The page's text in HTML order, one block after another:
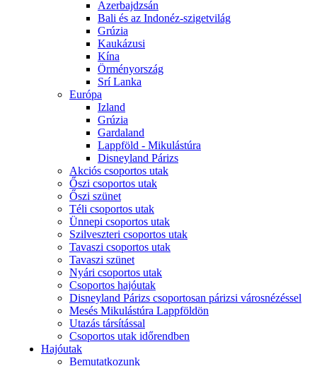
Azerbajdzsán
Bali és az Indonéz-szigetvilág
Grúzia
Kaukázusi
Kína
Örményország
Srí Lanka
Európa
Izland
Grúzia
Gardaland
Lappföld - Mikulástúra
Disneyland Párizs
Akciós csoportos utak
Őszi csoportos utak
Őszi szünet
Téli csoportos utak
Ünnepi csoportos utak
Szilveszteri csoportos utak
Tavaszi csoportos utak
Tavaszi szünet
Nyári csoportos utak
Csoportos hajóutak
Disneyland Párizs csoportosan párizsi városnézéssel
Mesés Mikulástúra Lappföldön
Utazás társítással
Csoportos utak időrendben
Hajóutak
Bemutatkozunk